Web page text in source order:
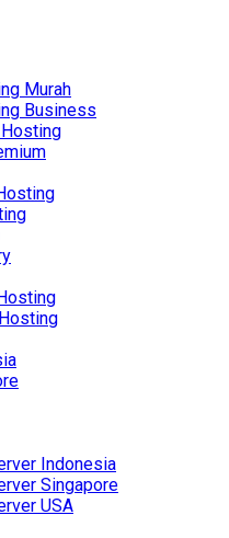
Murah
Business
Indonesia
Singapore
USA